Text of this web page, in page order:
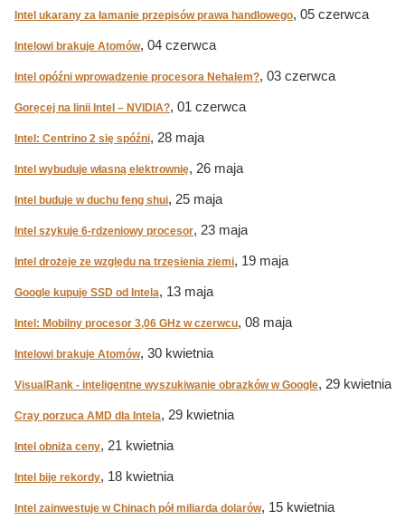
Intel ukarany za łamanie przepisów prawa handlowego, 05 czerwca
Intelowi brakuje Atomów, 04 czerwca
Intel opóźni wprowadzenie procesora Nehalem?, 03 czerwca
Goręcej na linii Intel – NVIDIA?, 01 czerwca
Intel: Centrino 2 się spóźni, 28 maja
Intel wybuduje własną elektrownię, 26 maja
Intel buduje w duchu feng shui, 25 maja
Intel szykuje 6-rdzeniowy procesor, 23 maja
Intel drożeje ze względu na trzęsienia ziemi, 19 maja
Google kupuje SSD od Intela, 13 maja
Intel: Mobilny procesor 3,06 GHz w czerwcu, 08 maja
Intelowi brakuje Atomów, 30 kwietnia
VisualRank - inteligentne wyszukiwanie obrazków w Google, 29 kwietnia
Cray porzuca AMD dla Intela, 29 kwietnia
Intel obniża ceny, 21 kwietnia
Intel bije rekordy, 18 kwietnia
Intel zainwestuje w Chinach pół miliarda dolarów, 15 kwietnia